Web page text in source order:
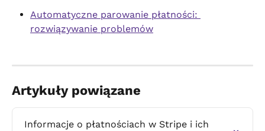
Automatyczne parowanie płatności:
rozwiązywanie problemów
Artykuły powiązane
Informacje o płatnościach w Stripe i ich